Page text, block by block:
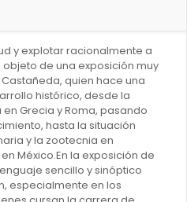
y explotar racionalmente a
de una exposición muy
quien hace una
histórico, desde la
Grecia y Roma, pasando
hasta la situación
y la zootecnia en
México.En la exposición de
sencillo y sinóptico
especialmente en los